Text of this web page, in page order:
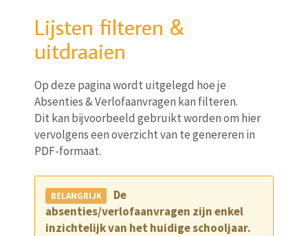
Lijsten filteren &
uitdraaien
Op deze pagina wordt uitgelegd hoe je
Absenties & Verlofaanvragen kan filteren.
Dit kan bijvoorbeeld gebruikt worden om hier
vervolgens een overzicht van te genereren in
PDF-formaat.
De
absenties/verlofaanvragen zijn enkel
inzichtelijk van het huidige schooljaar.